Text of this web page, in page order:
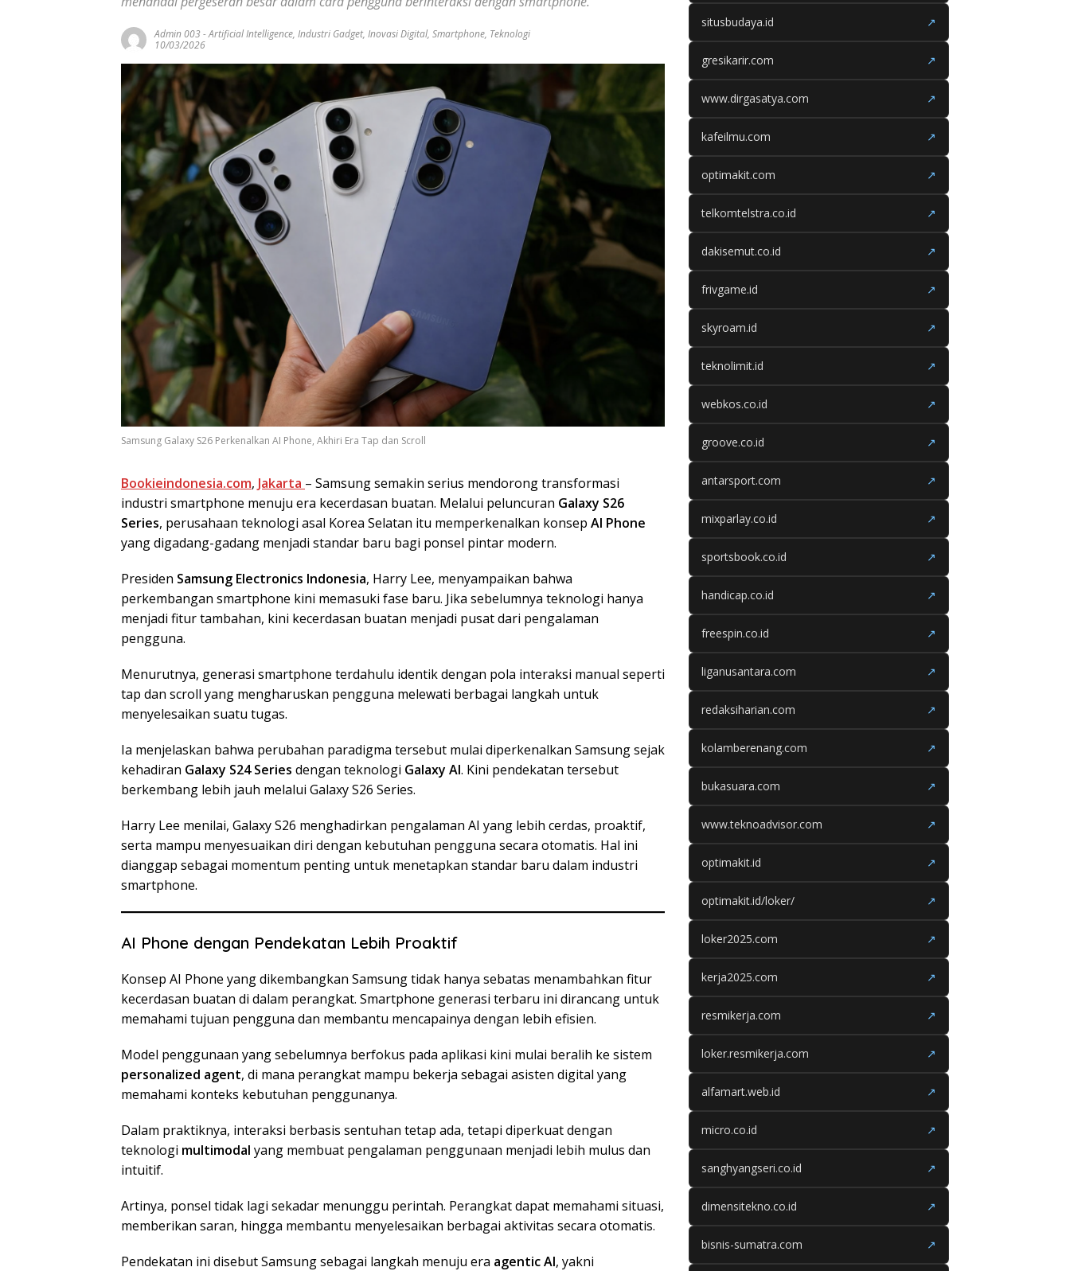
Admin 003-Artificial Intelligence, Industri Gadget, Inovasi Digital, Smartphone, Teknologi
10/03/2026
Samsung Galaxy S26 Perkenalkan AI Phone, Akhiri Era Tap dan Scroll
Bookieindonesia.com, Jakarta – Samsung semakin serius mendorong transformasi
industri smartphone menuju era kecerdasan buatan. Melalui peluncuran Galaxy S26
Series, perusahaan teknologi asal Korea Selatan itu memperkenalkan konsep AI Phone
yang digadang-gadang menjadi standar baru bagi ponsel pintar modern.
Presiden Samsung Electronics Indonesia, Harry Lee, menyampaikan bahwa
perkembangan smartphone kini memasuki fase baru. Jika sebelumnya teknologi hanya
menjadi fitur tambahan, kini kecerdasan buatan menjadi pusat dari pengalaman
pengguna.
Menurutnya, generasi smartphone terdahulu identik dengan pola interaksi manual seperti
tap dan scroll yang mengharuskan pengguna melewati berbagai langkah untuk
menyelesaikan suatu tugas.
Ia menjelaskan bahwa perubahan paradigma tersebut mulai diperkenalkan Samsung sejak
kehadiran Galaxy S24 Series dengan teknologi Galaxy AI. Kini pendekatan tersebut
berkembang lebih jauh melalui Galaxy S26 Series.
Harry Lee menilai, Galaxy S26 menghadirkan pengalaman AI yang lebih cerdas, proaktif,
serta mampu menyesuaikan diri dengan kebutuhan pengguna secara otomatis. Hal ini
dianggap sebagai momentum penting untuk menetapkan standar baru dalam industri
smartphone.
AI Phone dengan Pendekatan Lebih Proaktif
Konsep AI Phone yang dikembangkan Samsung tidak hanya sebatas menambahkan fitur
kecerdasan buatan di dalam perangkat. Smartphone generasi terbaru ini dirancang untuk
memahami tujuan pengguna dan membantu mencapainya dengan lebih efisien.
Model penggunaan yang sebelumnya berfokus pada aplikasi kini mulai beralih ke sistem
personalized agent, di mana perangkat mampu bekerja sebagai asisten digital yang
memahami konteks kebutuhan penggunanya.
Dalam praktiknya, interaksi berbasis sentuhan tetap ada, tetapi diperkuat dengan
teknologi multimodal yang membuat pengalaman penggunaan menjadi lebih mulus dan
intuitif.
Artinya, ponsel tidak lagi sekadar menunggu perintah. Perangkat dapat memahami situasi,
memberikan saran, hingga membantu menyelesaikan berbagai aktivitas secara otomatis.
Pendekatan ini disebut Samsung sebagai langkah menuju era agentic AI, yakni
situsbudaya.id ↗
gresikarir.com ↗
www.dirgasatya.com ↗
kafeilmu.com ↗
optimakit.com ↗
telkomtelstra.co.id ↗
dakisemut.co.id ↗
frivgame.id ↗
skyroam.id ↗
teknolimit.id ↗
webkos.co.id ↗
groove.co.id ↗
antarsport.com ↗
mixparlay.co.id ↗
sportsbook.co.id ↗
handicap.co.id ↗
freespin.co.id ↗
liganusantara.com ↗
redaksiharian.com ↗
kolamberenang.com ↗
bukasuara.com ↗
www.teknoadvisor.com ↗
optimakit.id ↗
optimakit.id/loker/ ↗
loker2025.com ↗
kerja2025.com ↗
resmikerja.com ↗
loker.resmikerja.com ↗
alfamart.web.id ↗
micro.co.id ↗
sanghyangseri.co.id ↗
dimensitekno.co.id ↗
bisnis-sumatra.com ↗